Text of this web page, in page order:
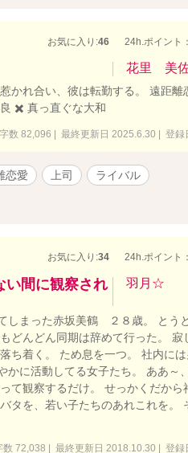
お気に入り:46 24h.ポイント：
花里 美
かれ合い、彼は転勤する。 遠距離
✖️ 真っ直ぐな大和
数 82,096 | 最終更新日 2025.6.30 | 登録
恋愛 上司
ライバル
お気に入り:34 24h.ポイント：
い間に観察され
羽月☆
しまった赤坂美鶴 ２８歳。 とう
どんどん同期は辞めて行った。 寂
ち着く。 ため息を一つ。 社内に
かに活動してる女子たち。 ああ～
て観察するだけ。 せっかくだから
タを、若い子たちのあれこれを。
数 72,038 | 最終更新日 2018.10.30 | 登録